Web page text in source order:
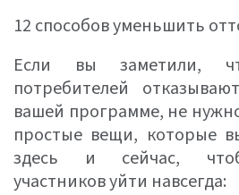
12 способов уменьшить
Если вы заметили,
потребителей
вашей программе, не
простые вещи, которые
здесь и сейчас,
участников уйти навсегда: